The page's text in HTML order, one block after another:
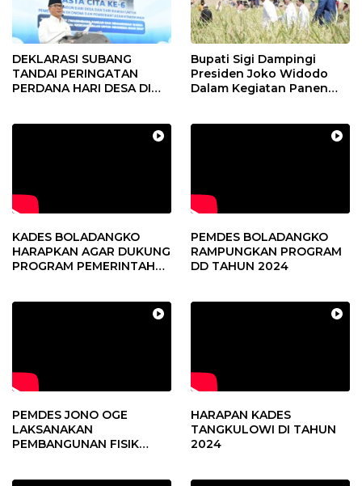
DEKLARASI SUBANG
TANDAI PERINGATAN
PERDANA HARI DESA DI
Bupati Sigi Dampingi
Presiden Joko Widodo
Dalam Kegiatan Panen
KADES BOLADANGKO
HARAPKAN AGAR DUKUNG
PROGRAM PEMERINTAH
PEMDES BOLADANGKO
RAMPUNGKAN PROGRAM
DD TAHUN 2024
PEMDES JONO OGE
LAKSANAKAN
PEMBANGUNAN FISIK
HARAPAN KADES
TANGKULOWI DI TAHUN
2024